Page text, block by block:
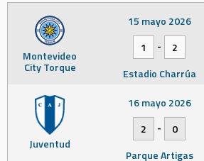
Montevideo
City Torque
15 mayo 2026
1
-
2
Estadio Charrúa
Juventud
16 mayo 2026
2
-
0
Parque Artigas